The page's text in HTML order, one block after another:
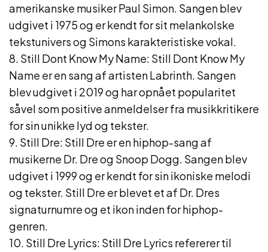
amerikanske musiker Paul Simon. Sangen blev
udgivet i 1975 og er kendt for sit melankolske
tekstunivers og Simons karakteristiske vokal.
8. Still Dont Know My Name: Still Dont Know My
Name er en sang af artisten Labrinth. Sangen
blev udgivet i 2019 og har opnået popularitet
såvel som positive anmeldelser fra musikkritikere
for sin unikke lyd og tekster.
9. Still Dre: Still Dre er en hiphop-sang af
musikerne Dr. Dre og Snoop Dogg. Sangen blev
udgivet i 1999 og er kendt for sin ikoniske melodi
og tekster. Still Dre er blevet et af Dr. Dres
signaturnumre og et ikon inden for hiphop-
genren.
10. Still Dre Lyrics: Still Dre Lyrics refererer til